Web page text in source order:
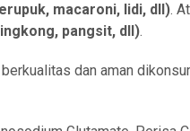
macaroni, lidi, dll).
pangsit, dll).
dan aman